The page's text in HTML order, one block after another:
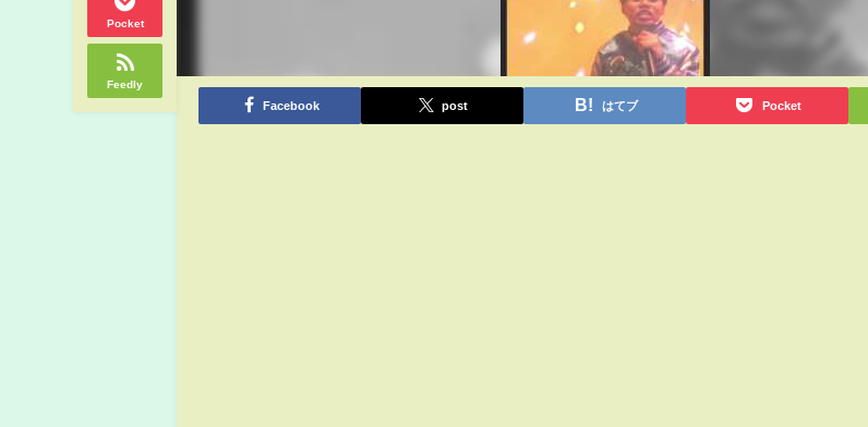
Pocket
Feedly
Facebook post はてブ Pocket